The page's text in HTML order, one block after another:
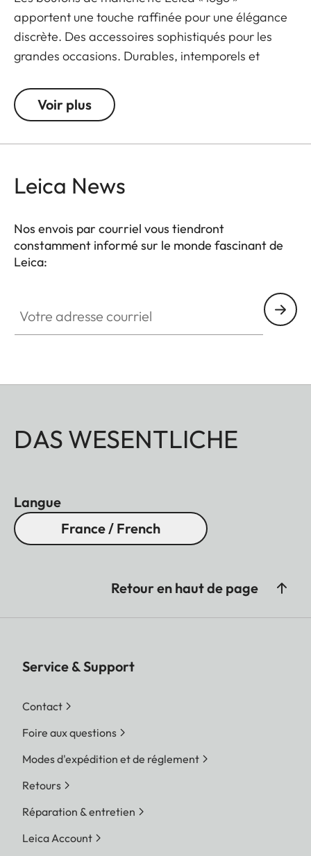
apportent une touche raffinée pour une élégance
discrète. Des accessoires sophistiqués pour les
grandes occasions. Durables, intemporels et
entièrement en cuir de vachette, pour les ranger
après les avoir portés.
Voir plus
Leica News
Nos envois par courriel vous tiendront
constamment informé sur le monde fascinant de
Leica:
DAS WESENTLICHE
Langue
France / French
Retour en haut de page
Service & Support
Contact
Foire aux questions
Modes d'expédition et de réglement
Retours
Réparation & entretien
Leica Account